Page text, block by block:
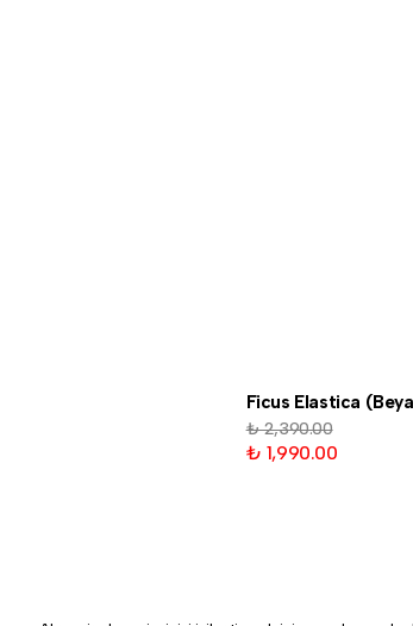
Ficus Elastica
₺ 2,390.00
₺ 1,990.00